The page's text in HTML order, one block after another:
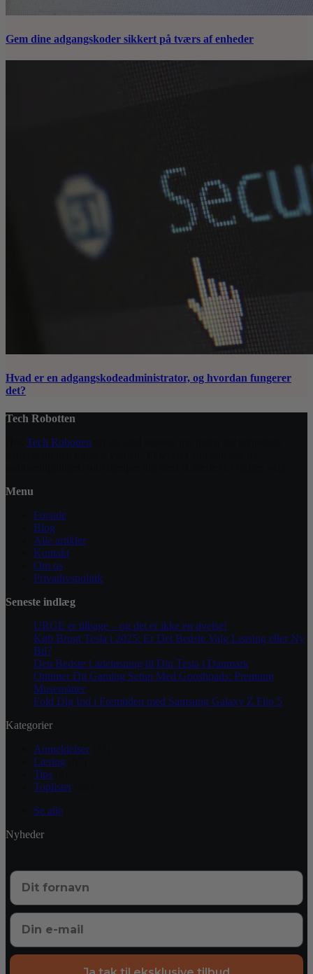
Gem dine adgangskoder sikkert på tværs af enheder
Hvad er en adgangskodeadministrator, og hvordan fungerer
det?
Tech Robotten
Tech Robotten
Menu
Forside
Blog
Alle artikler
Kontakt
Om os
Privatlivspolitik
Seneste indlæg
URGE er tilbage – og det er ikke en øvelse!
Køb Brugt Tesla i 2025: Er Det Bedste Valg Leasing eller Ny
Bil?
Den Bedste Ladeløsning til Din Tesla i Danmark
Optimer Dit Gaming Setup Med Gooshpads: Premium
Musemåtter
Fold Dig Ind i Fremtiden med Samsung Galaxy Z Flip 5
Kategorier
Anmeldelser
Læring
Tips
Toplister
Se alle
Nyheder